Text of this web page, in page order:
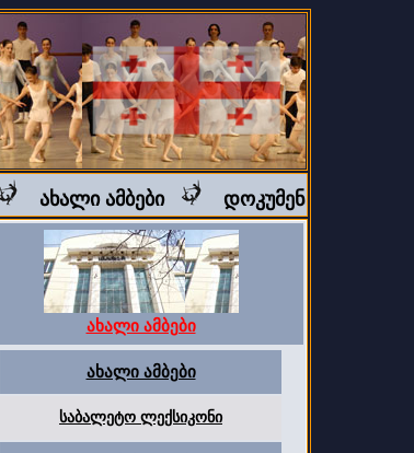
ახალი ამბები დოკუმენტური ფილმი
ახალი ამბები
ახალი ამბები
საბალეტო ლექსიკონი